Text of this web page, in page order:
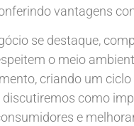
vantagens
se destaque,
o meio
criando um
como
e